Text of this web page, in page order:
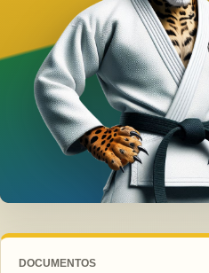
DOCUMENTOS